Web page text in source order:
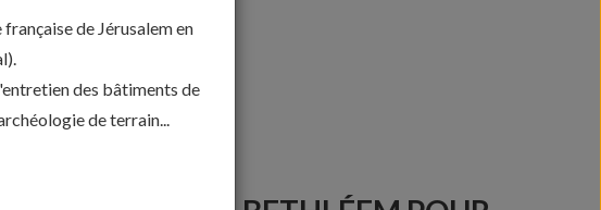
de Jérusalem en
des bâtiments de
de terrain...